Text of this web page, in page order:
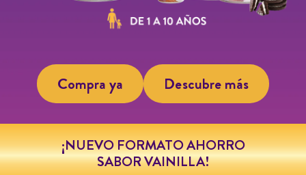
Compra ya Descubre más
¡NUEVO FORMATO AHORRO
SABOR VAINILLA!